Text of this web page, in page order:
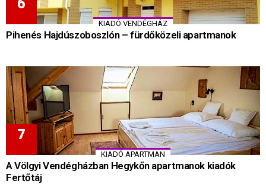
KIADÓ VENDÉGHÁZ
Pihenés Hajdúszoboszlón – fürdőközeli apartmanok
KIADÓ APARTMAN
A Völgyi Vendégházban Hegykőn apartmanok kiadók
Fertőtáj